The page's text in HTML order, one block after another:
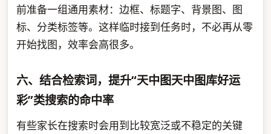
前准备一组通用素材：边框、标题字、背景图、图
标、分类标签等。这样临时接到任务时，不必再从零
开始找图，效率会高很多。
六、结合检索词，提升“天中图天中图库好运
彩”类搜索的命中率
有些家长在搜索时会用到比较宽泛或不稳定的关键